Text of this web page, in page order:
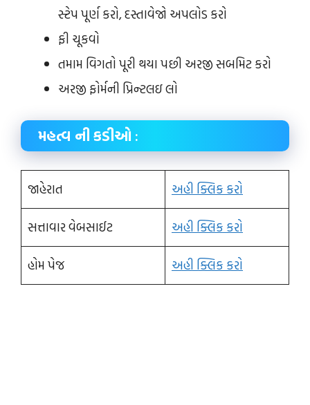
સ્ટેપ પૂર્ણ કરો, દસ્તાવેજો અપલોડ કરો
ફી ચૂકવો
તમામ વિગતો પૂરી થયા પછી અરજી સબમિટ કરો
અરજી ફોર્મની પ્રિન્ટલઇ લો
મહત્વ ની કડીઓ :
જાહેરાત અહી ક્લિક કરો
સત્તાવાર વેબસાઈટ અહી ક્લિક કરો
હોમ પેજ અહી ક્લિક કરો